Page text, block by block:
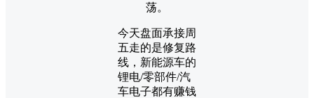
荡。
今天盘面承接周
五走的是修复路
线，新能源车的
锂电/零部件/汽
车电子都有赚钱